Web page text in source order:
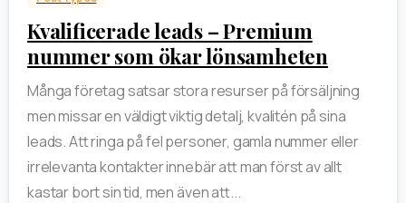
Kvalificerade leads – Premium
nummer som ökar lönsamheten
Många företag satsar stora resurser på försäljning
men missar en väldigt viktig detalj, kvalitén på sina
leads. Att ringa på fel personer, gamla nummer eller
irrelevanta kontakter innebär att man först av allt
kastar bort sin tid, men även att...